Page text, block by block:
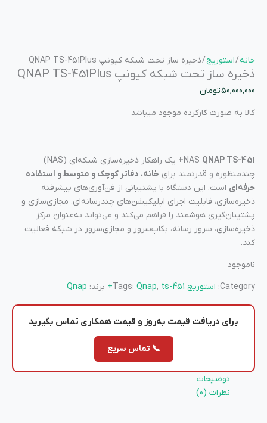
خانه/استوریج/ ذخیره ساز تحت شبکه کیونپ QNAP TS-451Plus
ذخیره ساز تحت شبکه کیونپ QNAP TS-451Plus
50,000,000تومان
کالا به صورت کارکرده موجود میباشد
NAS QNAP TS-451+
یک راهکار ذخیره‌سازی شبکه‌ای (NAS)
چندمنظوره و قدرتمند برای خانه، دفاتر کوچک و متوسط و استفاده
حرفه‌ای است. این دستگاه با پشتیبانی از فن‌آوری‌های پیشرفته
ذخیره‌سازی، قابلیت اجرای اپلیکیشن‌های چندرسانه‌ای، مجازی‌سازی و
پشتیبان‌گیری هوشمند را فراهم می‌کند و می‌تواند به‌عنوان مرکز
ذخیره‌سازی، سرور رسانه، بکاپ‌سرور و مجازی‌سرور در شبکه فعالیت
کند.
ناموجود
Category: استوریج Tags: Qnap, ts-451+ برند: Qnap
برای دریافت قیمت به‌روز و قیمت همکاری تماس بگیرید
📞 تماس سریع
توضیحات
نظرات (0)